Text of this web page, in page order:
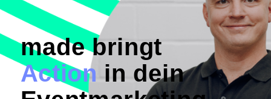
made bringt
Actionin dein